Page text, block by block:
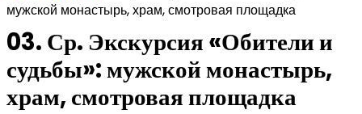
мужской монастырь, храм, смотровая площадка
03. Ср. Экскурсия «Обители и
судьбы»: мужской монастырь,
храм, смотровая площадка